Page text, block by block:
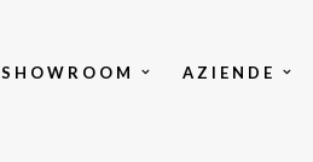
SHOWROOM AZIENDE